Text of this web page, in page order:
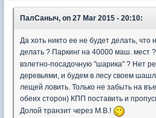
ПалСаныч, on 27 Mar 2015 - 20:10:
Да хоть никто ее не будет делать, что
делать ? Паркинг на 40000 маш. мест ?
взлетно-посадочную "шарика" ? Нет
деревьями, и будем в лесу своем
лещей ловить. Только не забыть на
обеих сторон) КПП поставить и
Долой транзит через М.В.!